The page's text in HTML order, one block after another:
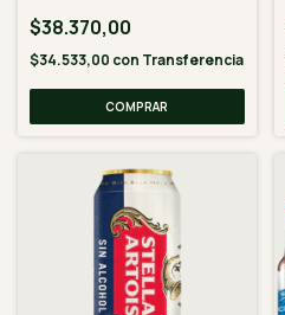
$38.370,00
$34.533,00 con Transferencia